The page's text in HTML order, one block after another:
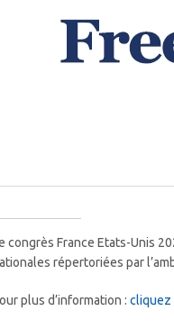
congrès France Etats-Unis
répertoriées par
plus d’information : cliquez